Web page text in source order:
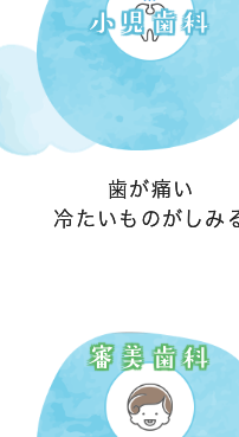
歯が痛い
冷たいものがしみ
小児歯科
審美歯科